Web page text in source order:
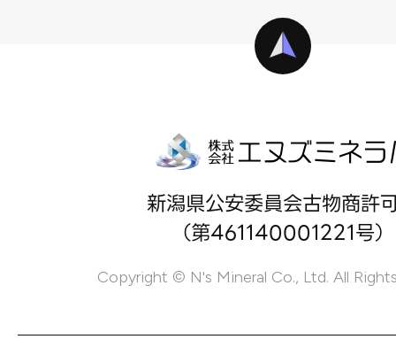
新潟県公安委員会古物商許
（第461140001221号）
Copyright © N's Mineral Co., Ltd. All